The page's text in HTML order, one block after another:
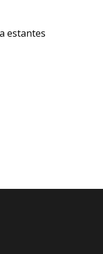
estantes